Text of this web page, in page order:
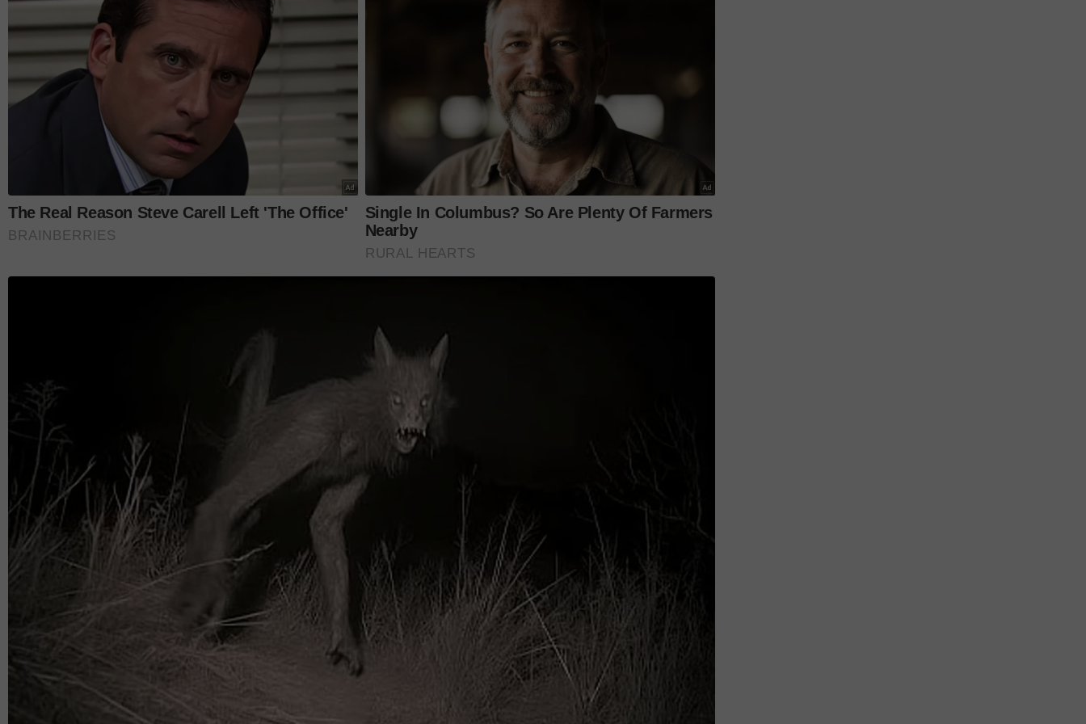
Malah, dia menyifatkan golongan lelaki bertanggungjawab semakin berkurangan.
“Memang sukar nak cari lelaki ‘provider’ yang betul-betul boleh menyara pasangan.
“Saya rasa lelaki yang benar-benar baik pada zaman sekarang semakin pupus.
“Good luck kepada wanita di luar sana, sebab hakikatnya memang tak mudah,” katanya jujur.
Lelaki provider
Dalam masa sama, Wanna menegaskan Islam sudah menetapkan dengan jelas bahawa
tanggungjawab mencari nafkah terletak di bahu suami, bukan isteri.
“Bila isu ini dibincangkan, ada pula yang mempersoalkan apa wanita boleh sediakan untuk
“Sedangkan dalam agama kita sudah jelas bahawa lelaki bertanggungjawab menyediakan
nafkah,” jelasnya.
Kongsinya lagi, apabila topik lelaki ‘provider’ diketengahkan, ada pihak yang membalas
dengan persoalan sumbangan wanita.